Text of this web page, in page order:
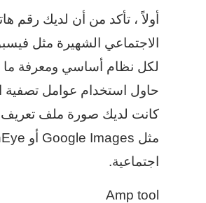
أولاً ، تأكد من أن لديك رقم
الاجتماعي الشهيرة مثل
لكل نظام أساسي ومعرفة ما
حاول استخدام عوامل تصفية
كانت لديك صورة ملف تعريف
اجتماعية.
Amp tool